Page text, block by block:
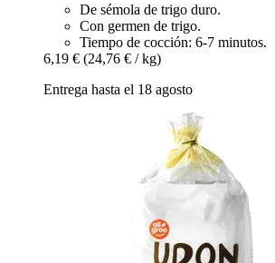
De sémola de trigo duro.
Con germen de trigo.
Tiempo de cocción: 6-7 minutos.
6,19 € (24,76 € / kg)
Entrega hasta el 18 agosto